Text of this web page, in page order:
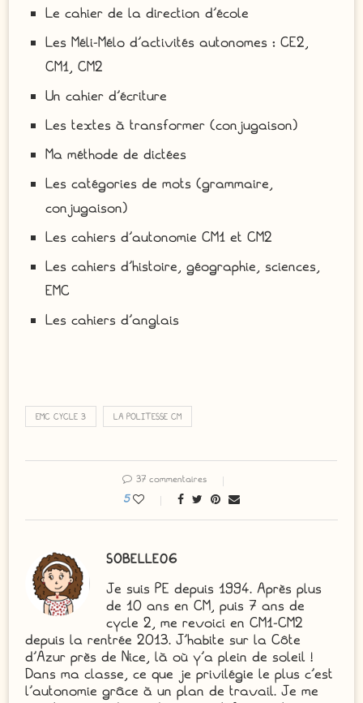
Le cahier de la direction d’école
Les Méli-Mélo d’activités autonomes : CE2,
CM1, CM2
Un cahier d’écriture
Les textes à transformer (conjugaison)
Ma méthode de dictées
Les catégories de mots (grammaire,
conjugaison)
Les cahiers d’autonomie CM1 et CM2
Les cahiers d’histoire, géographie, sciences,
EMC
Les cahiers d’anglais
EMC CYCLE 3 LA POLITESSE CM
37 commentaires
5
SOBELLE06
Je suis PE depuis 1994. Après plus
de 10 ans en CM, puis 7 ans de
cycle 2, me revoici en CM1-CM2
depuis la rentrée 2013. J'habite sur la Côte
d'Azur près de Nice, là où y'a plein de soleil !
Dans ma classe, ce que je privilégie le plus c'est
l'autonomie grâce à un plan de travail. Je me